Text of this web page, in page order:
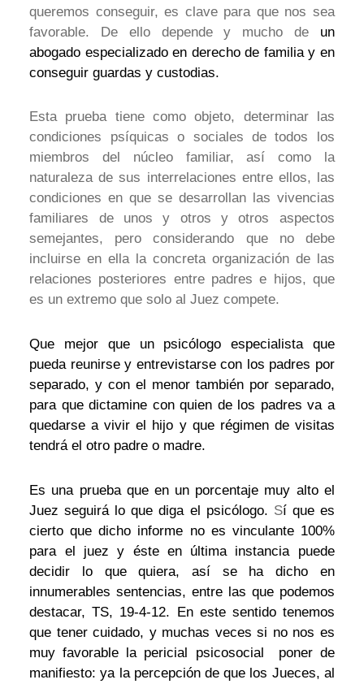
queremos conseguir, es clave para que nos sea
favorable. De ello depende y mucho de un
abogado especializado en derecho de familia y en
conseguir guardas y custodias.
Esta prueba tiene como objeto, determinar las
condiciones psíquicas o sociales de todos los
miembros del núcleo familiar, así como la
naturaleza de sus interrelaciones entre ellos, las
condiciones en que se desarrollan las vivencias
familiares de unos y otros y otros aspectos
semejantes, pero considerando que no debe
incluirse en ella la concreta organización de las
relaciones posteriores entre padres e hijos, que
es un extremo que solo al Juez compete.
Que mejor que un psicólogo especialista que
pueda reunirse y entrevistarse con los padres por
separado, y con el menor también por separado,
para que dictamine con quien de los padres va a
quedarse a vivir el hijo y que régimen de visitas
tendrá el otro padre o madre.
Es una prueba que en un porcentaje muy alto el
Juez seguirá lo que diga el psicólogo. Sí que es
cierto que dicho informe no es vinculante 100%
para el juez y éste en última instancia puede
decidir lo que quiera, así se ha dicho en
innumerables sentencias, entre las que podemos
destacar, TS, 19-4-12. En este sentido tenemos
que tener cuidado, y muchas veces si no nos es
muy favorable la pericial psicosocial poner de
manifiesto: ya la percepción de que los Jueces, al